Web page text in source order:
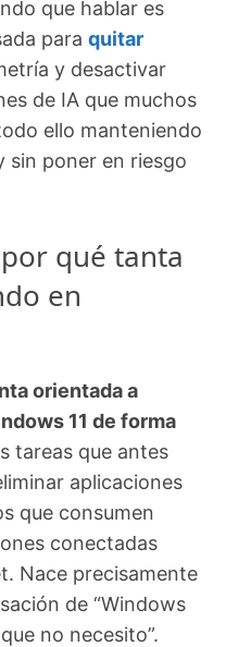
que hablar es
para quitar
y desactivar
de IA que muchos
ello manteniendo
sin poner en riesgo
qué tanta
en
orientada a
11 de forma
tareas que antes
aplicaciones
que consumen
conectadas
Nace precisamente
de “Windows
no necesito”.